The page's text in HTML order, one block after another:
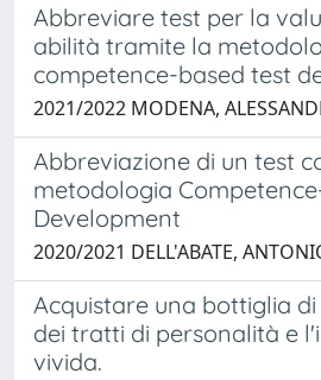
Abbreviare test per la
abilità tramite la
competence-based test
2021/2022 MODENA,
Abbreviazione di un test
metodologia
Development
2020/2021 DELL'ABATE,
Acquistare una bottiglia
dei tratti di personalità e
vivida.